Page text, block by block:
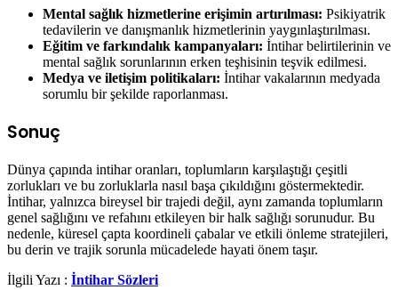
Mental sağlık hizmetlerine erişimin artırılması: Psikiyatrik
tedavilerin ve danışmanlık hizmetlerinin yaygınlaştırılması.
Eğitim ve farkındalık kampanyaları: İntihar belirtilerinin ve
mental sağlık sorunlarının erken teşhisinin teşvik edilmesi.
Medya ve iletişim politikaları: İntihar vakalarının medyada
sorumlu bir şekilde raporlanması.
Sonuç
Dünya çapında intihar oranları, toplumların karşılaştığı çeşitli
zorlukları ve bu zorluklarla nasıl başa çıkıldığını göstermektedir.
İntihar, yalnızca bireysel bir trajedi değil, aynı zamanda toplumların
genel sağlığını ve refahını etkileyen bir halk sağlığı sorunudur. Bu
nedenle, küresel çapta koordineli çabalar ve etkili önleme stratejileri,
bu derin ve trajik sorunla mücadelede hayati önem taşır.
İlgili Yazı : İntihar Sözleri